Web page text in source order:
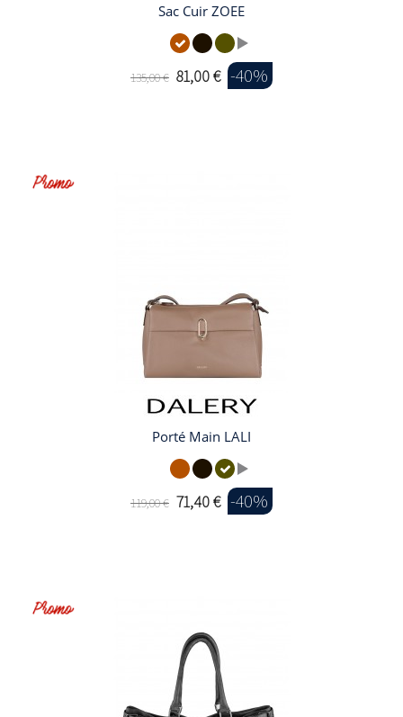
Sac Cuir ZOEE
135,00 € 81,00 € -40%
Porté Main LALI
119,00 € 71,40 € -40%